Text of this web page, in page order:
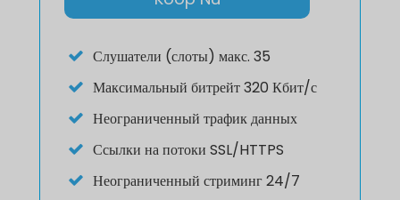
Слушатели (слоты) макс. 35
Максимальный битрейт 320 Кбит/с
Неограниченный трафик данных
Ссылки на потоки SSL/HTTPS
Неограниченный стриминг 24/7